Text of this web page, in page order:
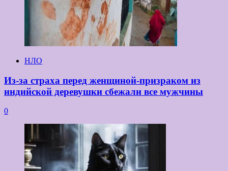
НЛО
Из-за страха перед женщиной-призраком из
индийской деревушки сбежали все мужчины
0